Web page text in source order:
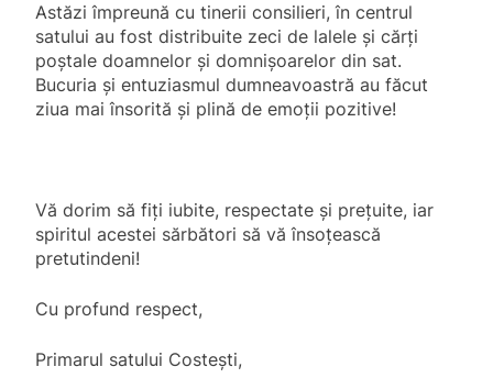
Astăzi împreună cu tinerii consilieri, în centrul
satului au fost distribuite zeci de lalele și cărți
poștale doamnelor și domnișoarelor din sat.
Bucuria și entuziasmul dumneavoastră au făcut
ziua mai însorită și plină de emoții pozitive!
Vă dorim să fiți iubite, respectate și prețuite, iar
spiritul acestei sărbători să vă însoțească
pretutindeni!
Cu profund respect,
Primarul satului Costești,